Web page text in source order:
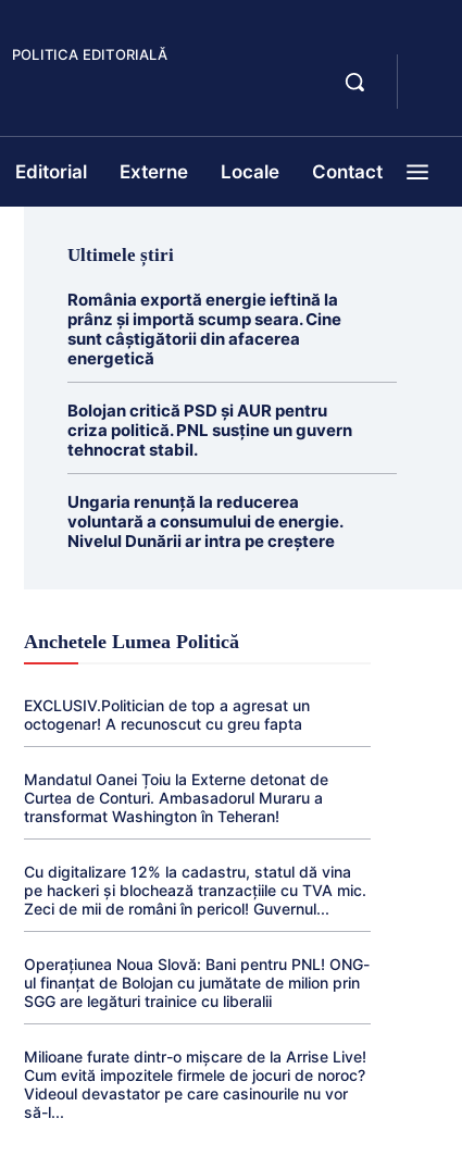
POLITICA EDITORIALĂ
Editorial Externe Locale Contact
Ultimele știri
România exportă energie ieftină la
prânz și importă scump seara. Cine
sunt câștigătorii din afacerea
energetică
Bolojan critică PSD și AUR pentru
criza politică. PNL susține un guvern
tehnocrat stabil.
Ungaria renunță la reducerea
voluntară a consumului de energie.
Nivelul Dunării ar intra pe creștere
Anchetele Lumea Politică
EXCLUSIV.Politician de top a agresat un
octogenar! A recunoscut cu greu fapta
Mandatul Oanei Țoiu la Externe detonat de
Curtea de Conturi. Ambasadorul Muraru a
transformat Washington în Teheran!
Cu digitalizare 12% la cadastru, statul dă vina
pe hackeri și blochează tranzacțiile cu TVA mic.
Zeci de mii de români în pericol! Guvernul...
Operațiunea Noua Slovă: Bani pentru PNL! ONG-
ul finanțat de Bolojan cu jumătate de milion prin
SGG are legături trainice cu liberalii
Milioane furate dintr-o mișcare de la Arrise Live!
Cum evită impozitele firmele de jocuri de noroc?
Videoul devastator pe care casinourile nu vor
să-l...